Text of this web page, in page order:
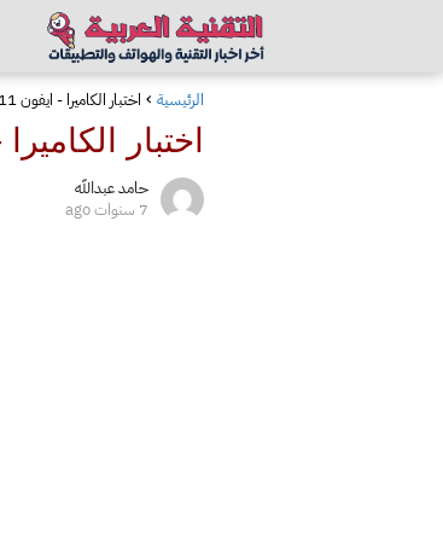
الرئيسية اختبار الكاميرا - ايفون 11 يتألق من جديد في التصوير الليلي!
اختبار الكاميرا - ايفون 11 يتألق من
حامد عبدالله
7 سنوات ago